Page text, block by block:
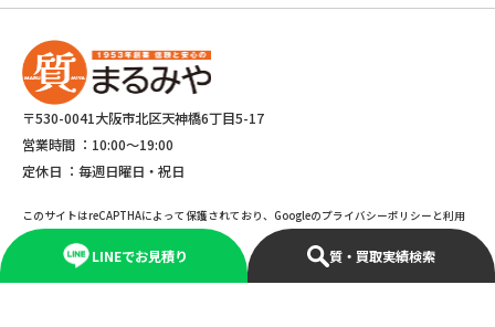
LINEでお見積り 質・買取実績検索
〒530-0041大阪市北区天神橋6丁目5-17
営業時間 ： 10:00～19:00
定休日 ： 毎週日曜日・祝日
このサイトはreCAPTHAによって保護されており、Googleのプライバシーポリシーと利用
規約が適応されます。